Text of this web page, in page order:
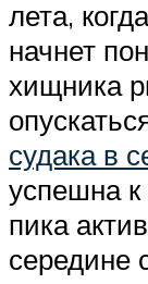
лета,
начнет
хищника
судака в
успешна к
пика
середине